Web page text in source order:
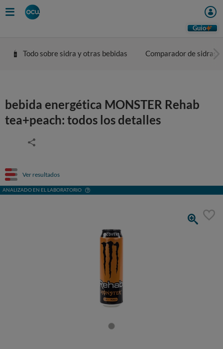
Guio
Todo sobre sidra y otras bebidas Comparador de sidras
bebida energética MONSTER Rehab
tea+peach: todos los detalles
Ver resultados
ANALIZADO EN EL LABORATORIO